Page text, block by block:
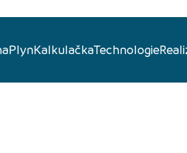
PlynKalkulačkaTechnologie